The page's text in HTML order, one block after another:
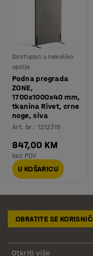
Dostupan u nekoliko
opcija
Podna pregrada
ZONE,
1700x1000x40 mm,
tkanina Rivet, crne
noge, siva
Art. br.:1212315
847,00 KM
bez PDV
U KOŠARICU
OBRATITE SE
Otkriti više